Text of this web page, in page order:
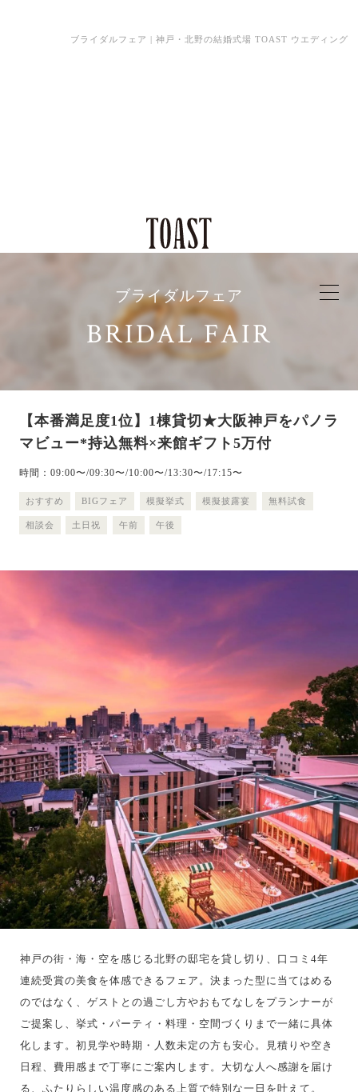
ブライダルフェア | 神戸・北野の結婚式場 TOAST ウエディング
ブライダルフェア
BRIDAL FAIR
【本番満足度1位】1棟貸切★大阪神戸をパノラ
マビュー*持込無料×来館ギフト5万付
時間：09:00〜/09:30〜/10:00〜/13:30〜/17:15〜
おすすめ BIGフェア 模擬挙式 模擬披露宴 無料試食
相談会 土日祝 午前 午後
神戸の街・海・空を感じる北野の邸宅を貸し切り、口コミ4年
連続受賞の美食を体感できるフェア。決まった型に当てはめる
のではなく、ゲストとの過ごし方やおもてなしをプランナーが
ご提案し、挙式・パーティ・料理・空間づくりまで一緒に具体
化します。初見学や時期・人数未定の方も安心。見積りや空き
日程、費用感まで丁寧にご案内します。大切な人へ感謝を届け
る、ふたりらしい温度感のある上質で特別な一日を叶えて。